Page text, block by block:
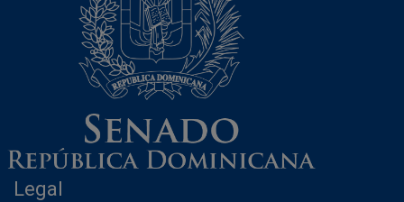
Legal